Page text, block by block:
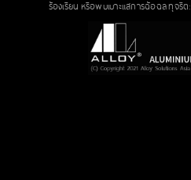
ร้องเรียน หรือพบเบาะแสการฉ้อฉล ทุจริต: